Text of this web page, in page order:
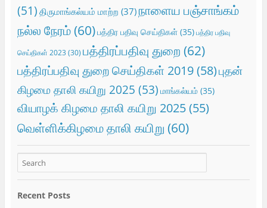
(51) திருமாங்கல்யம் மாற்ற (37)நாளைய பஞ்சாங்கம்
நல்ல நேரம்(60)பத்திர பதிவு செய்திகள்(35) பத்திர பதிவு
செய்திகள் 2023 (30) பத்திரப்பதிவு துறை (62)
பத்திரப்பதிவு துறை செய்திகள் 2019(58)புதன்
கிழமை தாலி கயிறு 2025 (53) மாங்கல்யம்(35)
வியாழக் கிழமை தாலி கயிறு 2025(55)
வெள்ளிக்கிழமை தாலி கயிறு (60)
Recent Posts